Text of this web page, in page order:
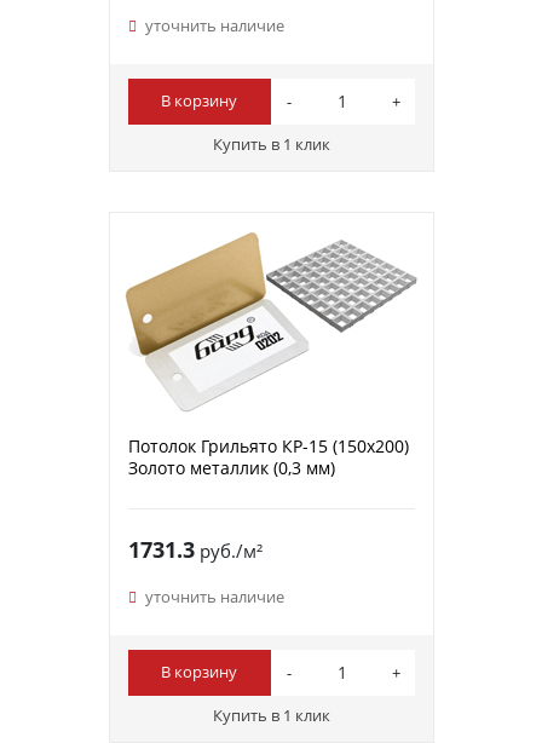
уточнить наличие
В корзину
Купить в 1 клик
Потолок Грильято КР-15 (150х200)
Золото металлик (0,3 мм)
1731.3руб./м²
уточнить наличие
В корзину
Купить в 1 клик